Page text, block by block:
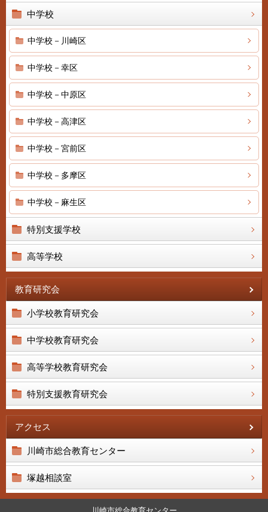
中学校
中学校－川崎区
中学校－幸区
中学校－中原区
中学校－高津区
中学校－宮前区
中学校－多摩区
中学校－麻生区
特別支援学校
高等学校
教育研究会
小学校教育研究会
中学校教育研究会
高等学校教育研究会
特別支援教育研究会
アクセス
川崎市総合教育センター
塚越相談室